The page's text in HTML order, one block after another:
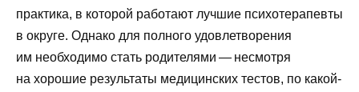
практика, в которой работают лучшие психотерапевты
в округе. Однако для полного удовлетворения
им необходимо стать родителями — несмотря
на хорошие результаты медицинских тестов, по какой-